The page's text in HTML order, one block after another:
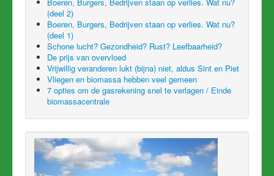
(deel 2)
Boeren, Burgers, Bedrijven staan op verlies. Wat nu?
(deel 1)
Schone lucht? Gezondheid? Rust? Leefbaarheid?
De prijs van overvloed
Vrijwillig veranderen lukt (bijna) niet, aldus Sint en Piet
Vliegen en biomassa hebben veel gemeen
7 opties om de gasrekening snel te verlagen / Einde
biomassacentrale